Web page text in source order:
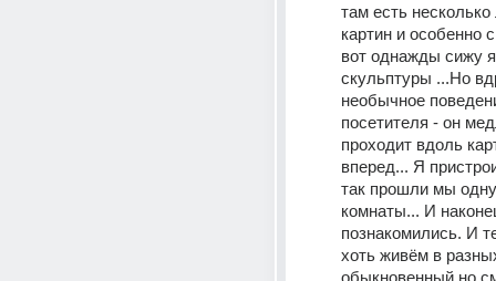
там есть
картин и особенно
вот однажды сижу
скульптуры ...Но
необычное
посетителя - он
проходит вдоль
вперед... Я
так прошли мы
комнаты... И
познакомились. И
хоть живём в
обыкновенный но